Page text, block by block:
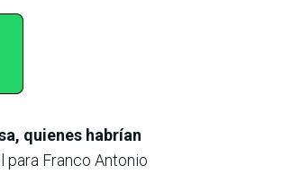
quienes habrían
para Franco Antonio